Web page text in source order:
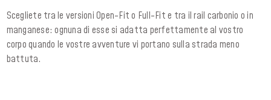
Scegliete tra le versioni Open-Fit o Full-Fit e tra il rail carbonio o in
manganese: ognuna di esse si adatta perfettamente al vostro
corpo quando le vostre avventure vi portano sulla strada meno
battuta.